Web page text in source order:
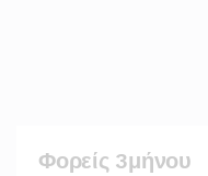
Φορείς 3μήνου